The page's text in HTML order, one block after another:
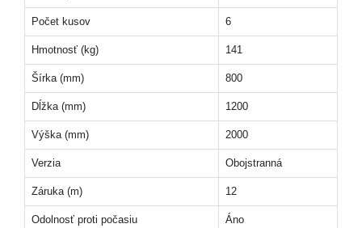
Počet kusov 6
Hmotnosť (kg) 141
Šírka (mm) 800
Dĺžka (mm) 1200
Výška (mm) 2000
Verzia Obojstranná
Záruka (m) 12
Odolnosť proti počasiu Áno